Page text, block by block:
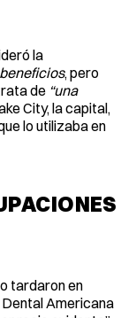
la
, pero
de “una
City, la capital,
lo utilizaba en
tardaron en
Americana